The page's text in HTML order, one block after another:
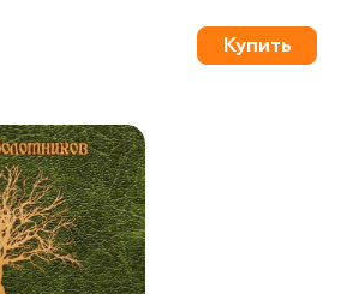
Купить